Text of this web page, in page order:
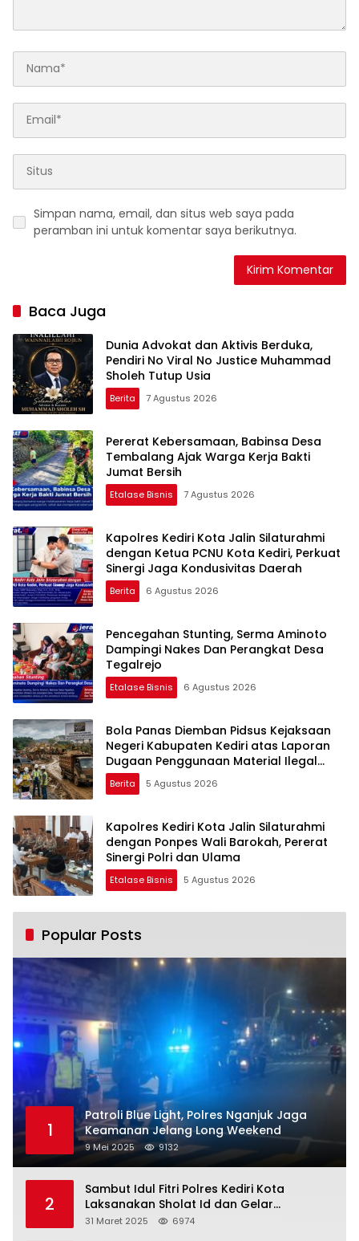
Simpan nama, email, dan situs web saya pada
peramban ini untuk komentar saya berikutnya.
Baca Juga
Dunia Advokat dan Aktivis Berduka,
Pendiri No Viral No Justice Muhammad
Sholeh Tutup Usia
Berita 7 Agustus 2026
Pererat Kebersamaan, Babinsa Desa
Tembalang Ajak Warga Kerja Bakti
Jumat Bersih
Etalase Bisnis 7 Agustus 2026
Kapolres Kediri Kota Jalin Silaturahmi
dengan Ketua PCNU Kota Kediri, Perkuat
Sinergi Jaga Kondusivitas Daerah
Berita 6 Agustus 2026
Pencegahan Stunting, Serma Aminoto
Dampingi Nakes Dan Perangkat Desa
Tegalrejo
Etalase Bisnis 6 Agustus 2026
Bola Panas Diemban Pidsus Kejaksaan
Negeri Kabupaten Kediri atas Laporan
Dugaan Penggunaan Material Ilegal
Proyek Tol Kediri Oleh PT. HASTARI JAYA
SENTOSA
Berita 5 Agustus 2026
Kapolres Kediri Kota Jalin Silaturahmi
dengan Ponpes Wali Barokah, Pererat
Sinergi Polri dan Ulama
Etalase Bisnis 5 Agustus 2026
Popular Posts
1
Patroli Blue Light, Polres Nganjuk Jaga
Keamanan Jelang Long Weekend
9 Mei 2025 9132
2
Sambut Idul Fitri Polres Kediri Kota
Laksanakan Sholat Id dan Gelar
Halalbihalal
31 Maret 2025 6974